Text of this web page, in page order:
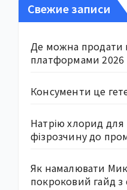
Свежие записи
Де можна продати
платформами 2026
Консументи це
Натрію хлорид для
фізрозчину до
Як намалювати
покроковий гайд з